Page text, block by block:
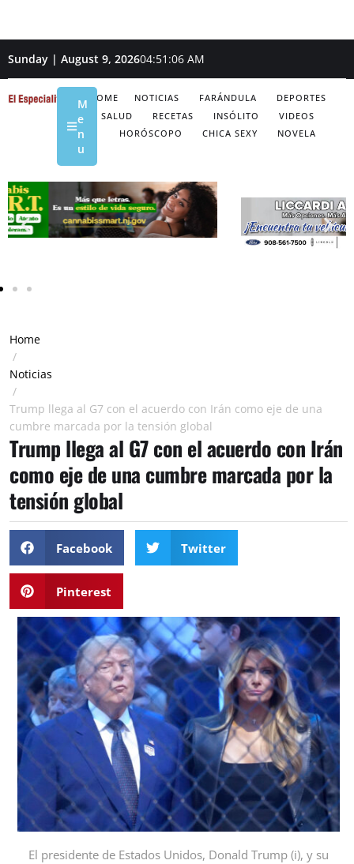
Sunday | August 9, 202604:51:07 AM
HOME NOTICIAS FARÁNDULA
DEPORTES
SALUD
RECETAS INSÓLITO
VIDEOS
HORÓSCOPO
CHICA SEXY NOVELA
M
e
n
u
Home
/
Noticias
/
Trump llega al G7 con el acuerdo con Irán como eje de una
cumbre marcada por la tensión global
Trump llega al G7 con el acuerdo con Irán
como eje de una cumbre marcada por la
tensión global
Facebook Twitter
Pinterest
El presidente de Estados Unidos, Donald Trump (i), y su